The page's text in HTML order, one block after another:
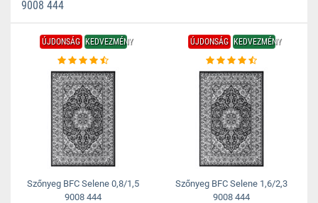
9008 444
ÚJDONSÁG KEDVEZMÉNY
Szőnyeg BFC Selene 0,8/1,5
9008 444
ÚJDONSÁG KEDVEZMÉNY
Szőnyeg BFC Selene 1,6/2,3
9008 444